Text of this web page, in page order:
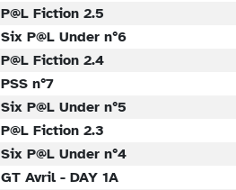
P@L Fiction 2.5
Six P@L Under n°6
P@L Fiction 2.4
PSS n°7
Six P@L Under n°5
P@L Fiction 2.3
Six P@L Under n°4
GT Avril - DAY 1A